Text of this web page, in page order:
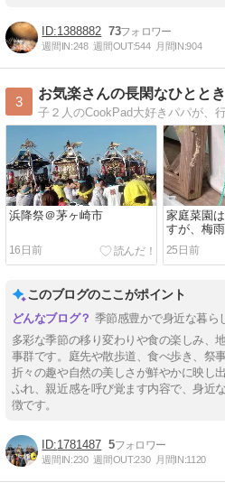
1388882 73
週間IN:248 週間OUT:544 月間IN:904
3
お気楽さんの長閑なひととき
浜降祭＠茅ヶ崎市
16日前
家庭菜園
すが、梅
ね。
25日前
このブログのここがポイント
季節感豊かで身近な暮ら
多彩な季節の移り変わりや食の楽しみ、
事群です。庭先や散歩道、食べ歩き、祭
折々の趣や自然の美しさが鮮やかに映し
ふれ、親近感を呼び覚ます内容で、身近
徴です。
1781487 5
週間IN:230 週間OUT:230 月間IN:1120